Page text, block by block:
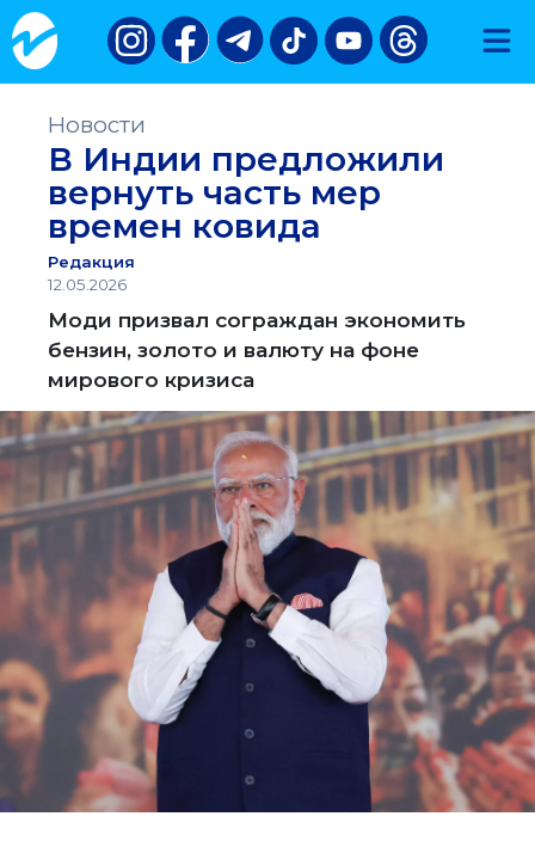
Новости
В Индии предложили
вернуть часть мер
времен ковида
Редакция
12.05.2026
Моди призвал сограждан экономить
бензин, золото и валюту на фоне
мирового кризиса